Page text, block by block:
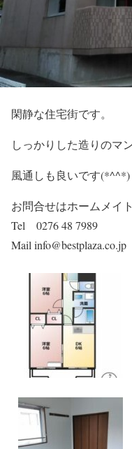
閑静な住宅街です。
しっかりした造りのマ
風通しも良いです(*^^*)
お問合せはホームメイ
Tel 0276 48 7989
Mail info@bestplaza.co.jp